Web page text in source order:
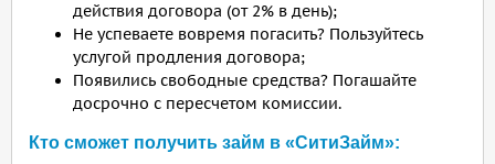
действия договора (от 2% в день);
Не успеваете вовремя погасить? Пользуйтесь
услугой продления договора;
Появились свободные средства? Погашайте
досрочно с пересчетом комиссии.
Кто сможет получить займ в «СитиЗайм»: